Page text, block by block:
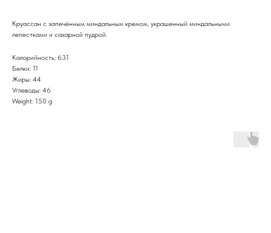
Круассан с запечённым миндальным кремом, украшенный миндальными
лепестками и сахарной пудрой.
Калорийность: 631
Белки: 11
Жиры: 44
Углеводы: 46
Weight: 150 g